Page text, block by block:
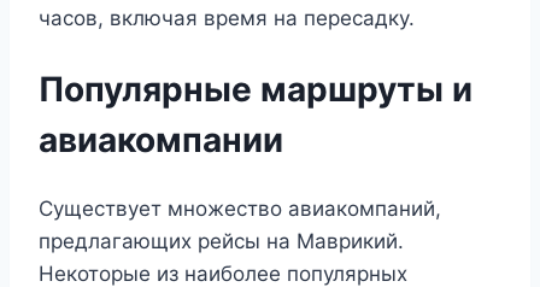
часов, включая время на пересадку.
Популярные маршруты и
авиакомпании
Существует множество авиакомпаний,
предлагающих рейсы на Маврикий.
Некоторые из наиболее популярных